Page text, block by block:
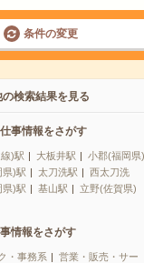
条件の変更
の検索結果を見る
事情報をさがす
)駅 大板井駅
小郡(福岡県)
県)駅 太刀洗駅
西太刀洗
県)駅 基山駅
立野(佐賀県)
情報をさがす
・事務系
営業・販売・サー